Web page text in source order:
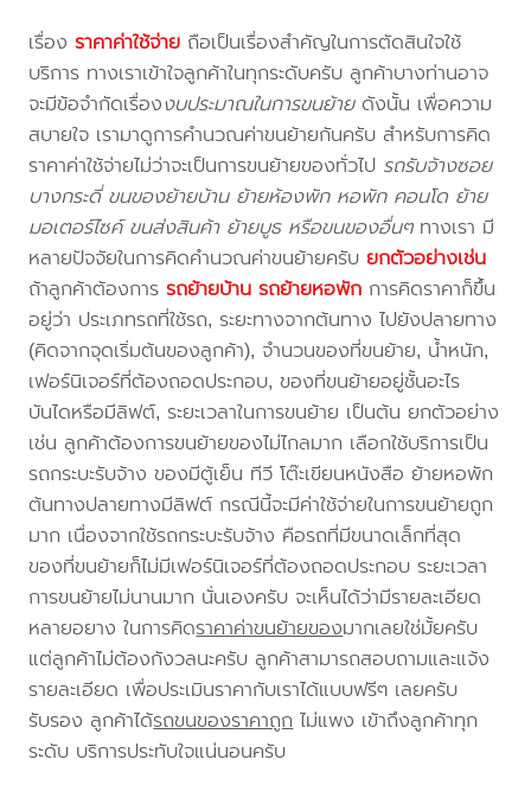
เรื่องราคาค่าใช้จ่าย ถือเป็นเรื่องสำคัญในการตัดสินใจใช้
บริการ ทางเราเข้าใจลูกค้าในทุกระดับครับ ลูกค้าบางท่านอาจ
จะมีข้อจำกัดเรื่องงบประมาณในการขนย้ายดังนั้น เพื่อความ
สบายใจ เรามาดูการคำนวณค่าขนย้ายกันครับ สำหรับการคิด
ราคาค่าใช้จ่ายไม่ว่าจะเป็นการขนย้ายของทั่วไป รถรับจ้างซอย
บางกระดี่ ขนของย้ายบ้าน ย้ายห้องพัก หอพัก คอนโด ย้าย
มอเตอร์ไซค์ ขนส่งสินค้า ย้ายบูธ หรือขนของอื่นๆทางเรา มี
หลายปัจจัยในการคิดคำนวณค่าขนย้ายครับยกตัวอย่างเช่น
ถ้าลูกค้าต้องการรถย้ายบ้าน รถย้ายหอพัก การคิดราคาก็ขึ้น
อยู่ว่า ประเภทรถที่ใช้รถ, ระยะทางจากต้นทาง ไปยังปลายทาง
(คิดจากจุดเริ่มต้นของลูกค้า), จำนวนของที่ขนย้าย, น้ำหนัก,
เฟอร์นิเจอร์ที่ต้องถอดประกอบ, ของที่ขนย้ายอยู่ชั้นอะไร
บันไดหรือมีลิฟต์, ระยะเวลาในการขนย้าย เป็นต้น ยกตัวอย่าง
เช่น ลูกค้าต้องการขนย้ายของไม่ไกลมาก เลือกใช้บริการเป็น
รถกระบะรับจ้าง ของมีตู้เย็น ทีวี โต๊ะเขียนหนังสือ ย้ายหอพัก
ต้นทางปลายทางมีลิฟต์ กรณีนี้จะมีค่าใช้จ่ายในการขนย้ายถูก
มาก เนื่องจากใช้รถกระบะรับจ้าง คือรถที่มีขนาดเล็กที่สุด
ของที่ขนย้ายก็ไม่มีเฟอร์นิเจอร์ที่ต้องถอดประกอบ ระยะเวลา
การขนย้ายไม่นานมาก นั่นเองครับ จะเห็นได้ว่ามีรายละเอียด
หลายอยาง ในการคิดราคาค่าขนย้ายของมากเลยใช่มั้ยครับ
แต่ลูกค้าไม่ต้องกังวลนะครับ ลูกค้าสามารถสอบถามและแจ้ง
รายละเอียด เพื่อประเมินราคากับเราได้แบบฟรีๆ เลยครับ
รับรอง ลูกค้าได้รถขนของราคาถูกไม่แพง เข้าถึงลูกค้าทุก
ระดับ บริการประทับใจแน่นอนครับ